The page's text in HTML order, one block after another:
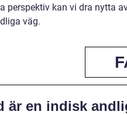
perspektiv kan vi dra nytta
väg.
är en indisk